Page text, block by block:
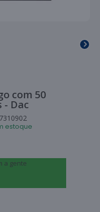
com 50
- Dac
estoque
a gente